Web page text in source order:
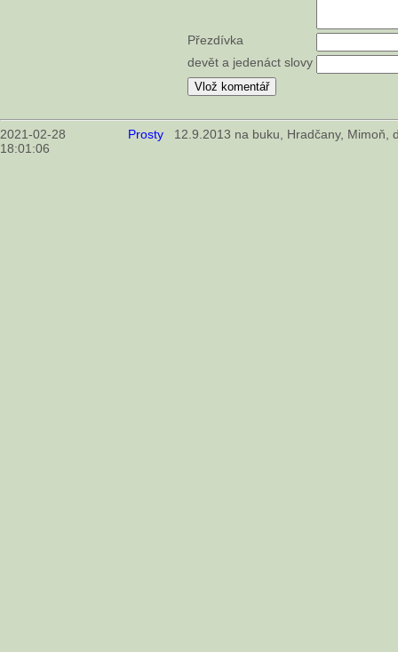
Přezdívka
devět a jedenáct slovy
2021-02-28
18:01:06
Prosty 12.9.2013 na buku, Hradčany, Mimoň,